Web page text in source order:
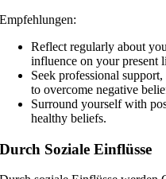
Empfehlungen:
Reflect regularly about
influence on your present
Seek professional
to overcome negative
Surround yourself with
healthy beliefs.
Durch Soziale Einflüsse